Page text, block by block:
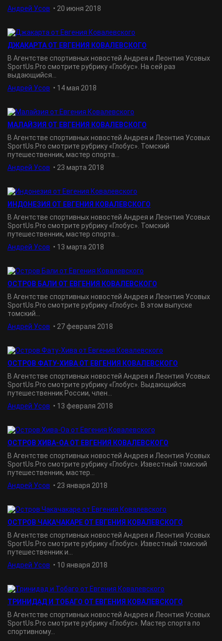
Андрей Усов • 20 июня 2018
ДЖАКАРТА ОТ ЕВГЕНИЯ КОВАЛЕВСКОГО
В Агентстве спортивных новостей Андрея и Леонтия Усовых
SportUs.Рro смотрите рубрику «Глобус». На сей раз
выдающийся...
Андрей Усов • 14 мая 2018
МАЛАЙЗИЯ ОТ ЕВГЕНИЯ КОВАЛЕВСКОГО
В Агентстве спортивных новостей Андрея и Леонтия Усовых
SportUs.Рro смотрите рубрику «Глобус». Томский
путешественник, мастер спорта...
Андрей Усов • 23 марта 2018
ИНДОНЕЗИЯ ОТ ЕВГЕНИЯ КОВАЛЕВСКОГО
В Агентстве спортивных новостей Андрея и Леонтия Усовых
SportUs.Рro смотрите рубрику «Глобус». Томский
путешественник, мастер спорта...
Андрей Усов • 13 марта 2018
ОСТРОВ БАЛИ ОТ ЕВГЕНИЯ КОВАЛЕВСКОГО
В Агентстве спортивных новостей Андрея и Леонтия Усовых
SportUs.Рro смотрите рубрику «Глобус». В этом выпуске
томский...
Андрей Усов • 27 февраля 2018
ОСТРОВ ФАТУ-ХИВА ОТ ЕВГЕНИЯ КОВАЛЕВСКОГО
В Агентстве спортивных новостей Андрея и Леонтия Усовых
SportUs.Рro смотрите рубрику «Глобус». Выдающийся
путешественник России, член...
Андрей Усов • 13 февраля 2018
ОСТРОВ ХИВА-ОА ОТ ЕВГЕНИЯ КОВАЛЕВСКОГО
В Агентстве спортивных новостей Андрея и Леонтия Усовых
SportUs.Рro смотрите рубрику «Глобус». Известный томский
путешественник, мастер...
Андрей Усов • 23 января 2018
ОСТРОВ ЧАКАЧАКАРЕ ОТ ЕВГЕНИЯ КОВАЛЕВСКОГО
В Агентстве спортивных новостей Андрея и Леонтия Усовых
SportUs.Рro смотрите рубрику «Глобус». Известный томский
путешественник и...
Андрей Усов • 10 января 2018
ТРИНИДАД И ТОБАГО ОТ ЕВГЕНИЯ КОВАЛЕВСКОГО
В Агентстве спортивных новостей Андрея и Леонтия Усовых
SportUs.Рro смотрите рубрику «Глобус». Мастер спорта по
спортивному...